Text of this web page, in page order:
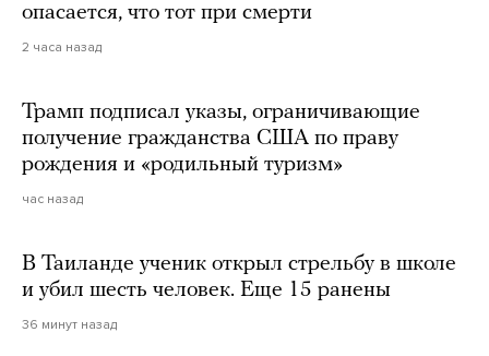
опасается, что тот при смерти
2 часа назад
Трамп подписал указы, ограничивающие
получение гражданства США по праву
рождения и «родильный туризм»
час назад
В Таиланде ученик открыл стрельбу в школе
и убил шесть человек. Еще 15 ранены
36 минут назад